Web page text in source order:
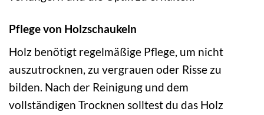
Pflege von Holzschaukeln
Holz benötigt regelmäßige Pflege, um nicht
auszutrocknen, zu vergrauen oder Risse zu
bilden. Nach der Reinigung und dem
vollständigen Trocknen solltest du das Holz